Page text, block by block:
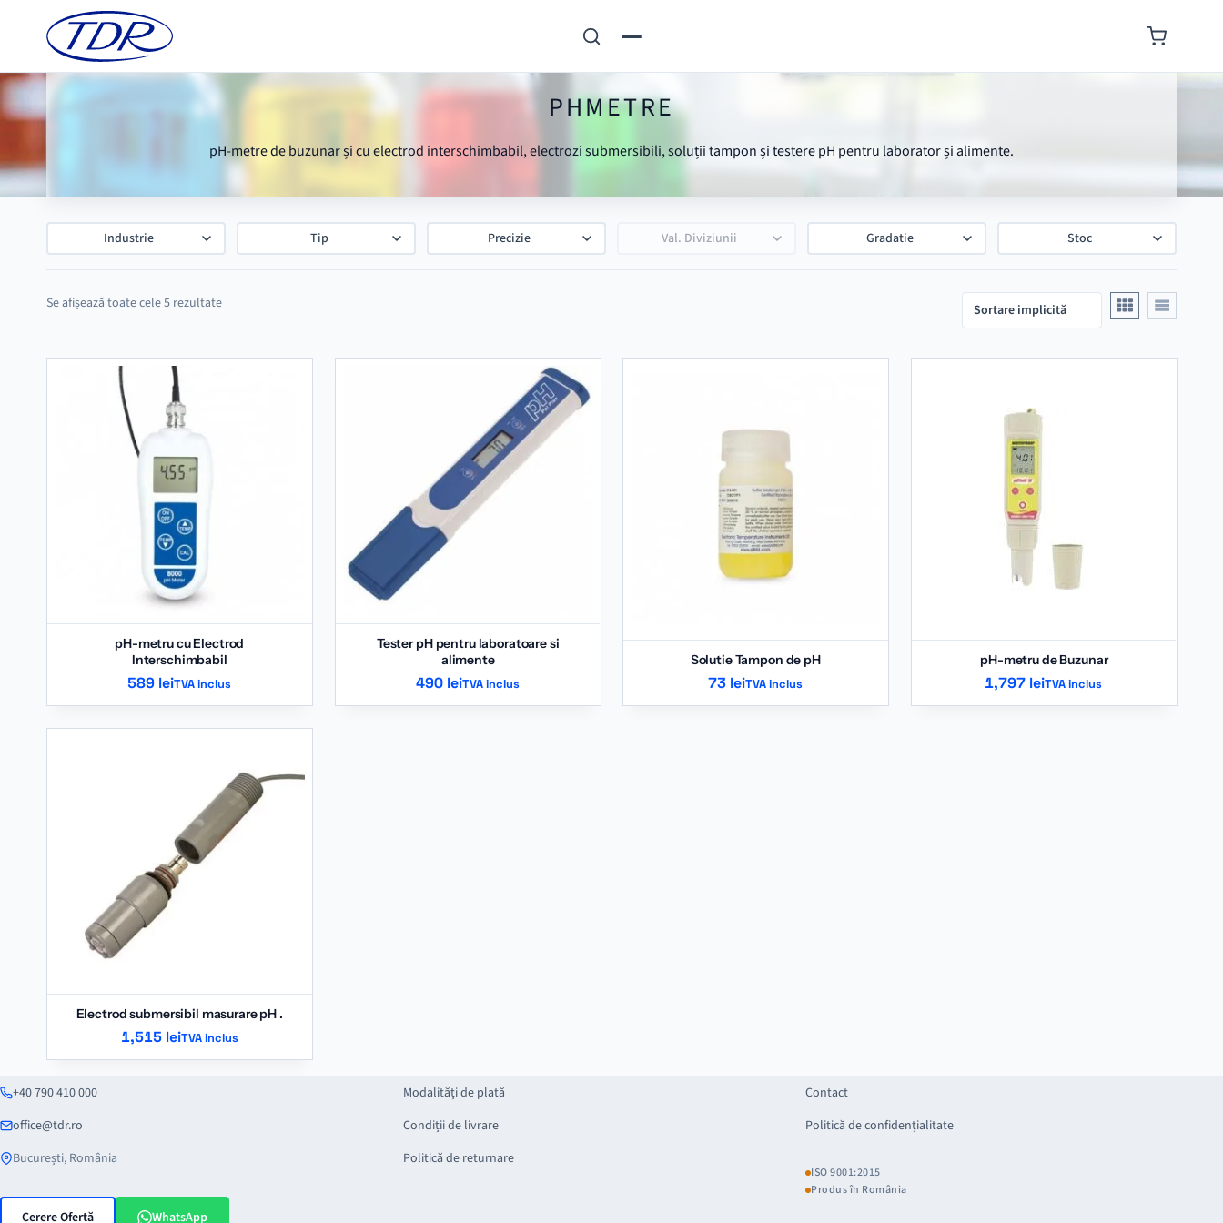
PHMETRE
pH-metre de buzunar și cu electrod interschimbabil, electrozi submersibili, soluții tampon și testere pH pentru laborator și alimente.
Industrie Tip Precizie Val. Diviziunii Gradatie Stoc
Se afișează toate cele 5 rezultate
pH-metru cu Electrod
Interschimbabil
589 leiTVA inclus
Tester pH pentru laboratoare si
alimente
490 leiTVA inclus
Solutie Tampon de pH
73 leiTVA inclus
pH-metru de Buzunar
1,797 leiTVA inclus
Electrod submersibil masurare pH .
1,515 leiTVA inclus
+40 790 410 000
office@tdr.ro
București, România
Cerere Ofertă WhatsApp
Modalități de plată
Condiții de livrare
Politică de returnare
Contact
Politică de confidențialitate
ISO 9001:2015
Produs în România